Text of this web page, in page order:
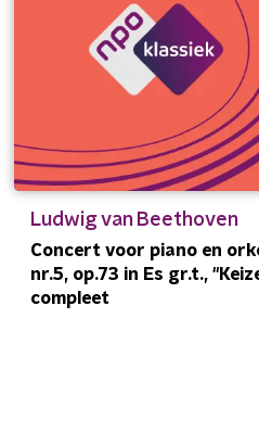
Ludwig van Beethoven
Concert voor piano en
nr.5, op.73 in Es gr.t.,
compleet